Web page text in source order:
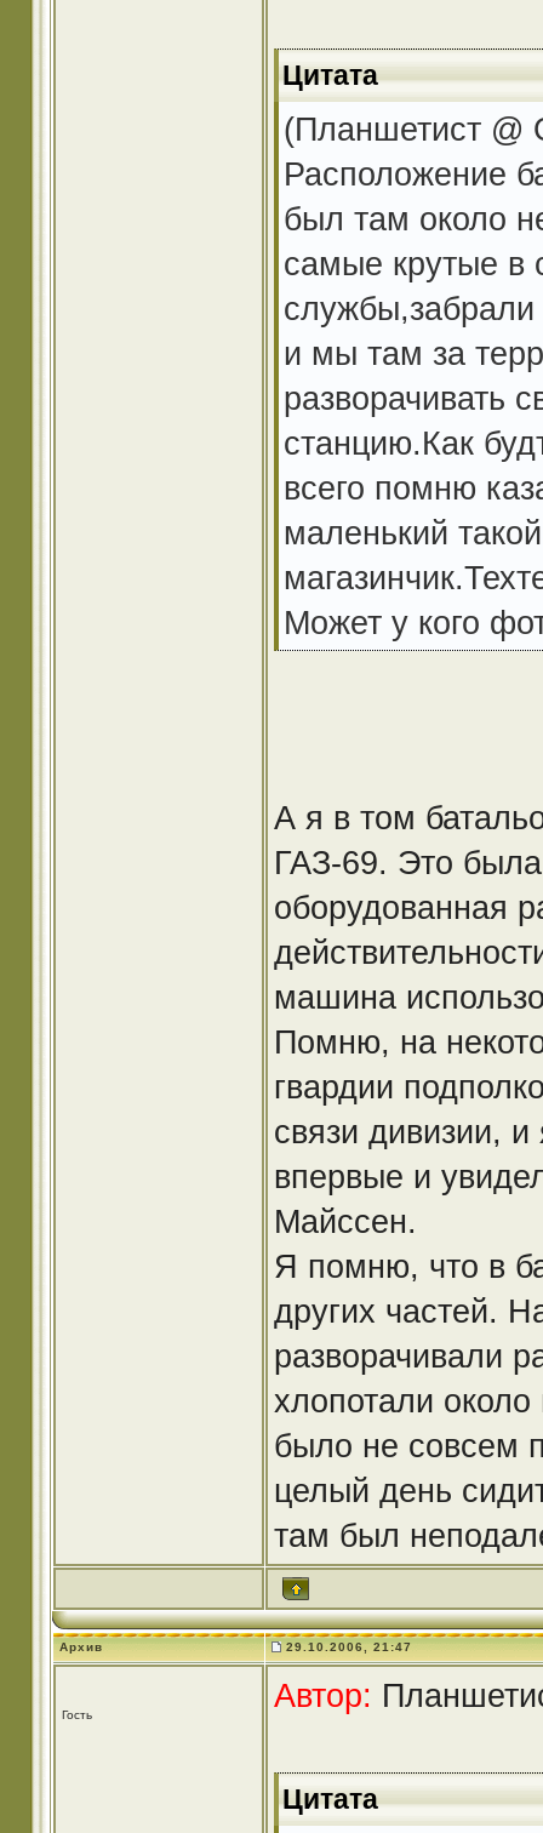
Цитата
(Планшетист @
Расположение
был там около
самые крутые в
и мы там за
разворачивать
станцию.Как
всего помню
маленький
Может у кого
А я в том
ГАЗ-69. Это
оборудованная
машина
Помню, на
гвардии
связи дивизии, и
впервые и
Майссен.
Я помню, что в
других частей.
разворачивали
хлопотали
было не совсем
целый день
там был
Архив 29.10.2006, 21:47
Гость
Автор:
Цитата